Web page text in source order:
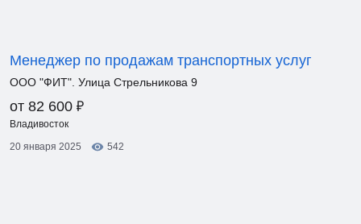
Менеджер по продажам транспортных услуг
ООО "ФИТ". Улица Стрельникова 9
от 82 600 ₽
Владивосток
20 января 2025
542